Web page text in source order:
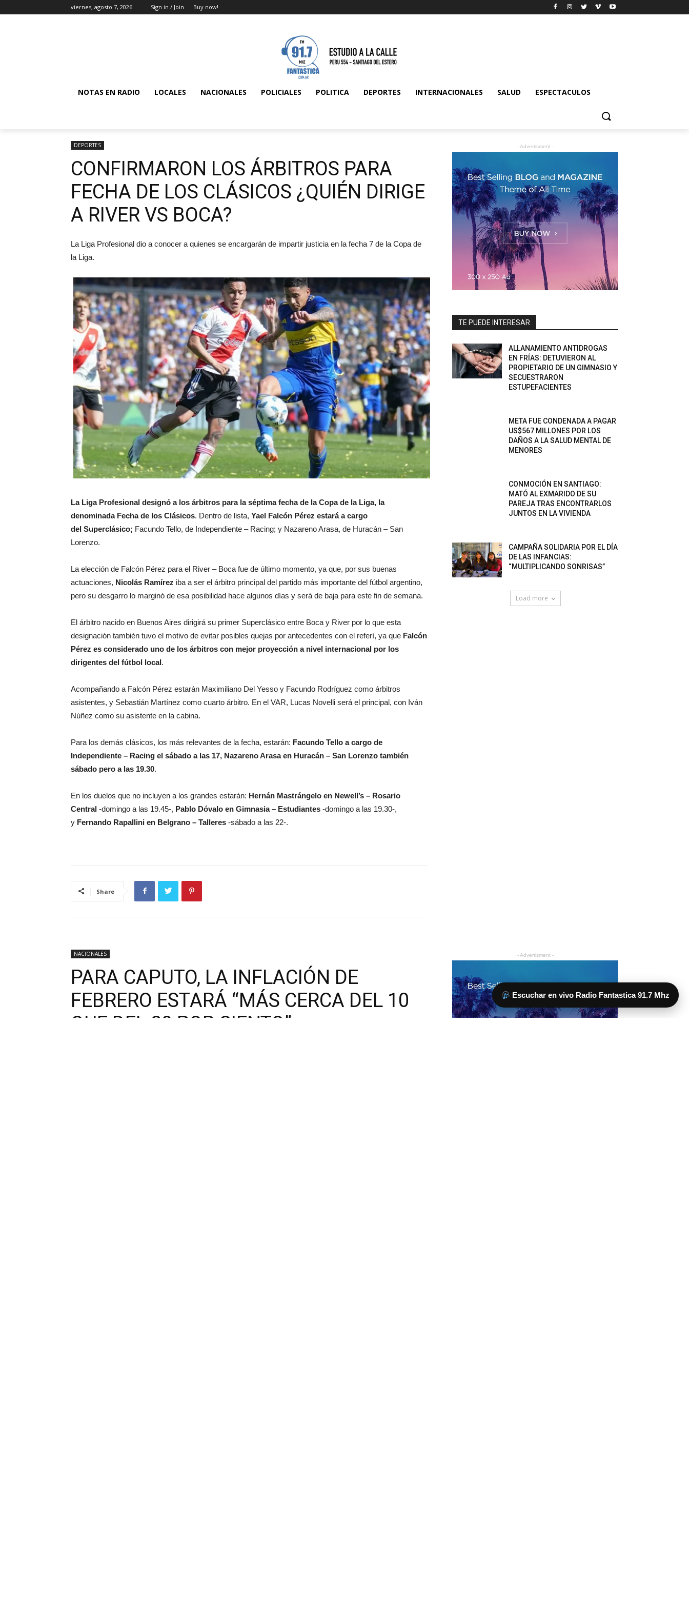
Escuchar en vivo Radio Fantastica 91.7 Mhz
viernes, agosto 7, 2026 Sign in / Join Buy now!
NOTAS EN RADIO LOCALES NACIONALES POLICIALES POLITICA DEPORTES INTERNACIONALES SALUD ESPECTACULOS
DEPORTES
CONFIRMARON LOS ÁRBITROS PARA
FECHA DE LOS CLÁSICOS ¿QUIÉN DIRIGE
A RIVER VS BOCA?
La Liga Profesional dio a conocer a quienes se encargarán de impartir justicia en la fecha 7 de la Copa de
la Liga.
La Liga Profesional designó a los árbitros para la séptima fecha de la Copa de la Liga, la
denominada Fecha de los Clásicos. Dentro de lista, Yael Falcón Pérez estará a cargo
del Superclásico; Facundo Tello, de Independiente – Racing; y Nazareno Arasa, de Huracán – San
Lorenzo.
La elección de Falcón Pérez para el River – Boca fue de último momento, ya que, por sus buenas
actuaciones, Nicolás Ramírez iba a ser el árbitro principal del partido más importante del fútbol argentino,
pero su desgarro lo marginó de esa posibilidad hace algunos días y será de baja para este fin de semana.
El árbitro nacido en Buenos Aires dirigirá su primer Superclásico entre Boca y River por lo que esta
designación también tuvo el motivo de evitar posibles quejas por antecedentes con el referí, ya que Falcón
Pérez es considerado uno de los árbitros con mejor proyección a nivel internacional por los
dirigentes del fútbol local.
Acompañando a Falcón Pérez estarán Maximiliano Del Yesso y Facundo Rodríguez como árbitros
asistentes, y Sebastián Martínez como cuarto árbitro. En el VAR, Lucas Novelli será el principal, con Iván
Núñez como su asistente en la cabina.
Para los demás clásicos, los más relevantes de la fecha, estarán: Facundo Tello a cargo de
Independiente – Racing el sábado a las 17, Nazareno Arasa en Huracán – San Lorenzo también
sábado pero a las 19.30.
En los duelos que no incluyen a los grandes estarán: Hernán Mastrángelo en Newell’s – Rosario
Central -domingo a las 19.45-, Pablo Dóvalo en Gimnasia – Estudiantes -domingo a las 19.30-,
y Fernando Rapallini en Belgrano – Talleres -sábado a las 22-.
Share
- Advertisment -
TE PUEDE INTERESAR
ALLANAMIENTO ANTIDROGAS
EN FRÍAS: DETUVIERON AL
PROPIETARIO DE UN GIMNASIO Y
SECUESTRARON
ESTUPEFACIENTES
META FUE CONDENADA A PAGAR
US$567 MILLONES POR LOS
DAÑOS A LA SALUD MENTAL DE
MENORES
CONMOCIÓN EN SANTIAGO:
MATÓ AL EXMARIDO DE SU
PAREJA TRAS ENCONTRARLOS
JUNTOS EN LA VIVIENDA
CAMPAÑA SOLIDARIA POR EL DÍA
DE LAS INFANCIAS:
“MULTIPLICANDO SONRISAS”
Load more